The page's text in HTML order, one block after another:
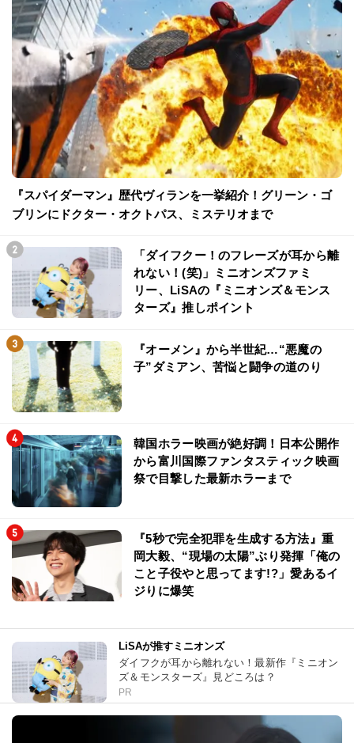
『スパイダーマン』歴代ヴィランを一挙紹介！グリーン・ゴ
ブリンにドクター・オクトパス、ミステリオまで
「ダイフクー！のフレーズが耳から離
れない！(笑)」ミニオンズファミ
リー、LiSAの『ミニオンズ＆モンス
ターズ』推しポイント
『オーメン』から半世紀…“悪魔の
子”ダミアン、苦悩と闘争の道のり
韓国ホラー映画が絶好調！日本公開作
から富川国際ファンタスティック映画
祭で目撃した最新ホラーまで
『5秒で完全犯罪を生成する方法』重
岡大毅、“現場の太陽”ぶり発揮「俺の
こと子役やと思ってます!?」愛あるイ
ジりに爆笑
LiSAが推すミニオンズ
ダイフクが耳から離れない！最新作『ミニオン
ズ＆モンスターズ』見どころは？
PR